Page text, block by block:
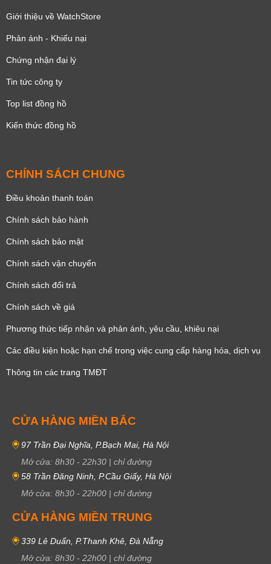
Giới thiệu về WatchStore
Phản ánh - Khiếu nại
Chứng nhận đại lý
Tin tức công ty
Top list đồng hồ
Kiến thức đồng hồ
CHÍNH SÁCH CHUNG
Điều khoản thanh toán
Chính sách bảo hành
Chính sách bảo mật
Chính sách vận chuyển
Chính sách đổi trả
Chính sách về giá
Phương thức tiếp nhận và phản ánh, yêu cầu, khiêu nại
Các điều kiện hoặc hạn chế trong việc cung cấp hàng hóa, dịch vụ
Thông tin các trang TMĐT
CỬA HÀNG MIỀN BẮC
97 Trần Đại Nghĩa, P.Bạch Mai, Hà Nội
Mở cửa: 8h30 - 22h30 | chỉ đường
58 Trần Đăng Ninh, P.Cầu Giấy, Hà Nội
Mở cửa: 8h30 - 22h00 | chỉ đường
CỬA HÀNG MIỀN TRUNG
339 Lê Duẩn, P.Thanh Khê, Đà Nẵng
Mở cửa: 8h30 - 22h00 | chỉ đường